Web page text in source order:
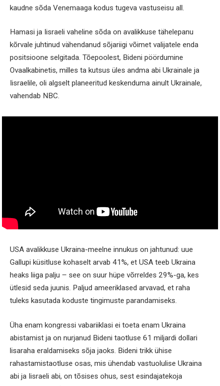
kaudne sõda Venemaaga kodus tugeva vastuseisu all.
Hamasi ja Iisraeli vaheline sõda on avalikkuse tähelepanu
kõrvale juhtinud vähendanud sõjariigi võimet valijatele enda
positsioone selgitada. Tõepoolest, Bideni pöördumine
Ovaalkabinetis, milles ta kutsus üles andma abi Ukrainale ja
Iisraelile, oli algselt planeeritud keskenduma ainult Ukrainale,
vahendab NBC.
USA avalikkuse Ukraina-meelne innukus on jahtunud: uue
Gallupi küsitluse kohaselt arvab 41%, et USA teeb Ukraina
heaks liiga palju – see on suur hüpe võrreldes 29%-ga, kes
ütlesid seda juunis. Paljud ameeriklased arvavad, et raha
tuleks kasutada koduste tingimuste parandamiseks.
Üha enam kongressi vabariiklasi ei toeta enam Ukraina
abistamist ja on nurjanud Bideni taotluse 61 miljardi dollari
lisaraha eraldamiseks sõja jaoks. Bideni trikk ühise
rahastamistaotluse osas, mis ühendab vastuolulise Ukraina
abi ja Iisraeli abi, on tõsises ohus, sest esindajatekoja